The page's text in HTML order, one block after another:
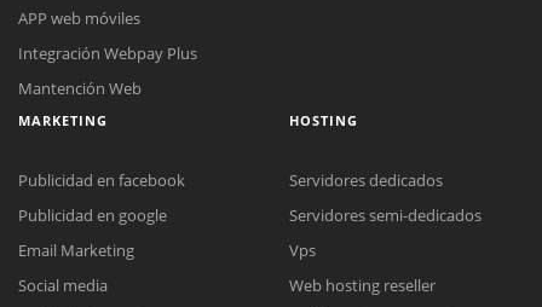
Reunión online
APP web móviles
Integración Webpay Plus
Mantención Web
MARKETING
Publicidad en facebook
Publicidad en google
Email Marketing
Social media
HOSTING
Servidores dedicados
Servidores semi-dedicados
Vps
Web hosting reseller